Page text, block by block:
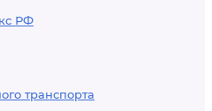
РФ
транспорта